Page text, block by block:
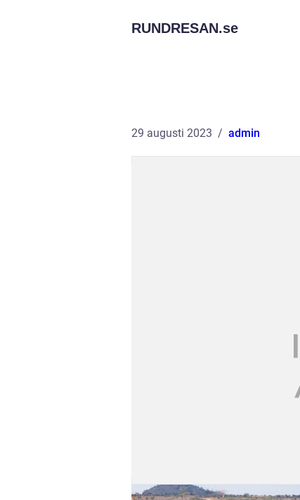
RUNDRESAN.se
29 augusti 2023 admin